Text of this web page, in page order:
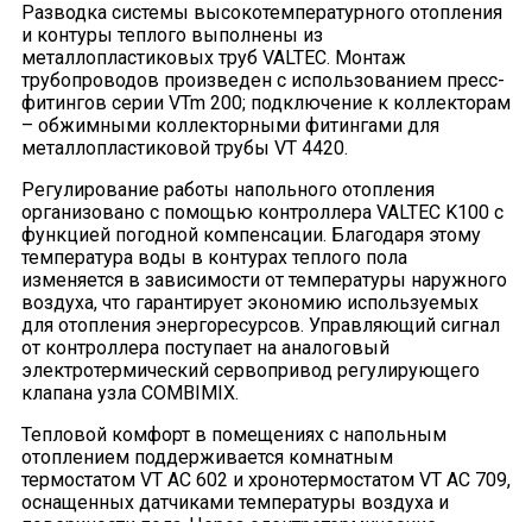
Разводка системы высокотемпературного отопления
и контуры теплого выполнены из
металлопластиковых труб VALTEC. Монтаж
трубопроводов произведен с использованием пресс-
фитингов серии VTm 200; подключение к коллекторам
– обжимными коллекторными фитингами для
металлопластиковой трубы VT 4420.
Регулирование работы напольного отопления
организовано с помощью контроллера VALTEC K100 с
функцией погодной компенсации. Благодаря этому
температура воды в контурах теплого пола
изменяется в зависимости от температуры наружного
воздуха, что гарантирует экономию используемых
для отопления энергоресурсов. Управляющий сигнал
от контроллера поступает на аналоговый
электротермический сервопривод регулирующего
клапана узла COMBIMIX.
Тепловой комфорт в помещениях с напольным
отоплением поддерживается комнатным
термостатом VT AC 602 и хронотермостатом VT AC 709,
оснащенных датчиками температуры воздуха и